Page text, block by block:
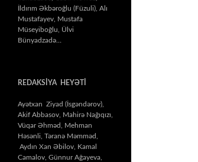
İldırım Əkbəroğlu (Füzuli), Alı
Mustafayev, Mustafa
Müseyiboğlu, Ülvi
Bünyadzadə…
REDAKSİYA HEYƏTİ
Ayətxan Ziyad (İsgəndərov),
Akif Abbasov, Mahirə Nağıqızı,
Vüqar Əhməd, Mehman
Həsənli, Təranə Məmməd,
Aydın Xan Əbilov, Kamal
Camalov, Günnur Ağayeva,